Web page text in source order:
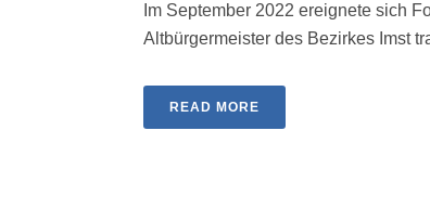
Im September 2022 ereignete sich
Altbürgermeister des Bezirkes Imst
READ MORE